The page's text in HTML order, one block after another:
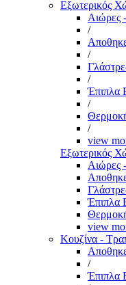
Εξωτερικός
Αιώρες
/
/
/
Έπιπλα
/
/
view
Εξωτερικός
Αιώρες
Έπιπλα
view
Κουζίνα -
/
Έπιπλα